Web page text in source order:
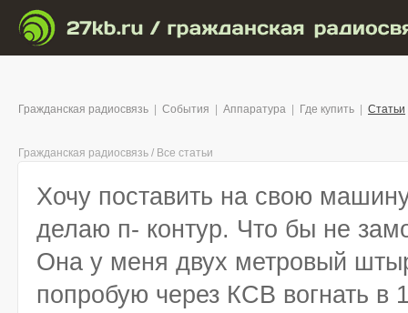
Гражданская радиосвязь События Аппаратура Где купить Статьи
Гражданская радиосвязь / Все статьи
Хочу поставить на свою
делаю п- контур. Что бы не
Она у меня двух метровый
попробую через КСВ вогнать в